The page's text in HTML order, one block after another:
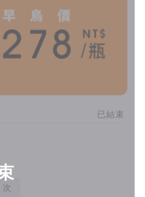
資訊公開揭露
命故事的一章，
階段透明度。
已結束